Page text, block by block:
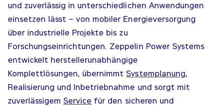
und zuverlässig in unterschiedlichen Anwendungen
einsetzen lässt – von mobiler Energieversorgung
über industrielle Projekte bis zu
Forschungseinrichtungen. Zeppelin Power Systems
entwickelt herstellerunabhängige
Komplettlösungen, übernimmtSystemplanung,
Realisierung und Inbetriebnahme und sorgt mit
zuverlässigemService für den sicheren und